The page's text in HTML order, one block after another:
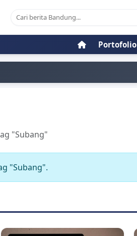
Portofolio
"Subang"
"Subang".